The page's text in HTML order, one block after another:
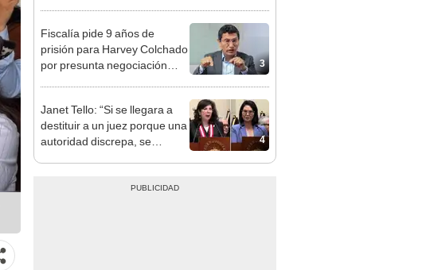
3
Fiscalía pide 9 años de
prisión para Harvey Colchado
por presunta negociación
4
Janet Tello: “Si se llegara a
destituir a un juez porque una
autoridad discrepa, se